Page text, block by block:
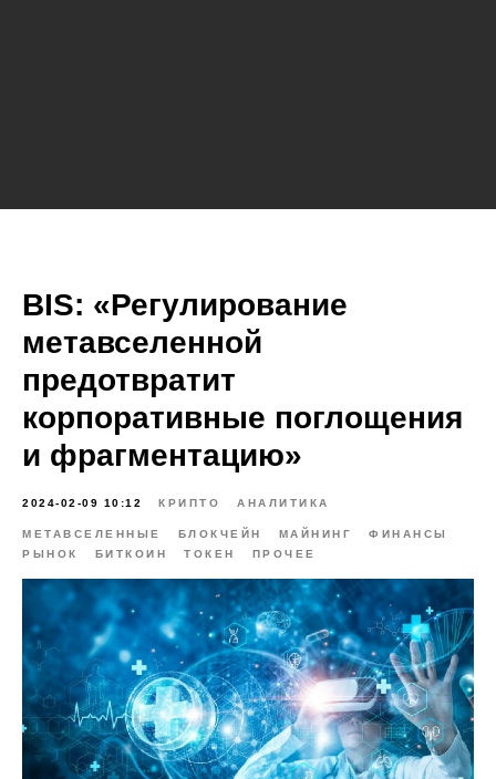
BIS: «Регулирование
метавселенной
предотвратит
корпоративные поглощения
и фрагментацию»
2024-02-09 10:12 КРИПТО АНАЛИТИКА
МЕТАВСЕЛЕННЫЕ БЛОКЧЕЙН МАЙНИНГ
ФИНАНСЫ
РЫНОК
БИТКОИН ТОКЕН ПРОЧЕЕ